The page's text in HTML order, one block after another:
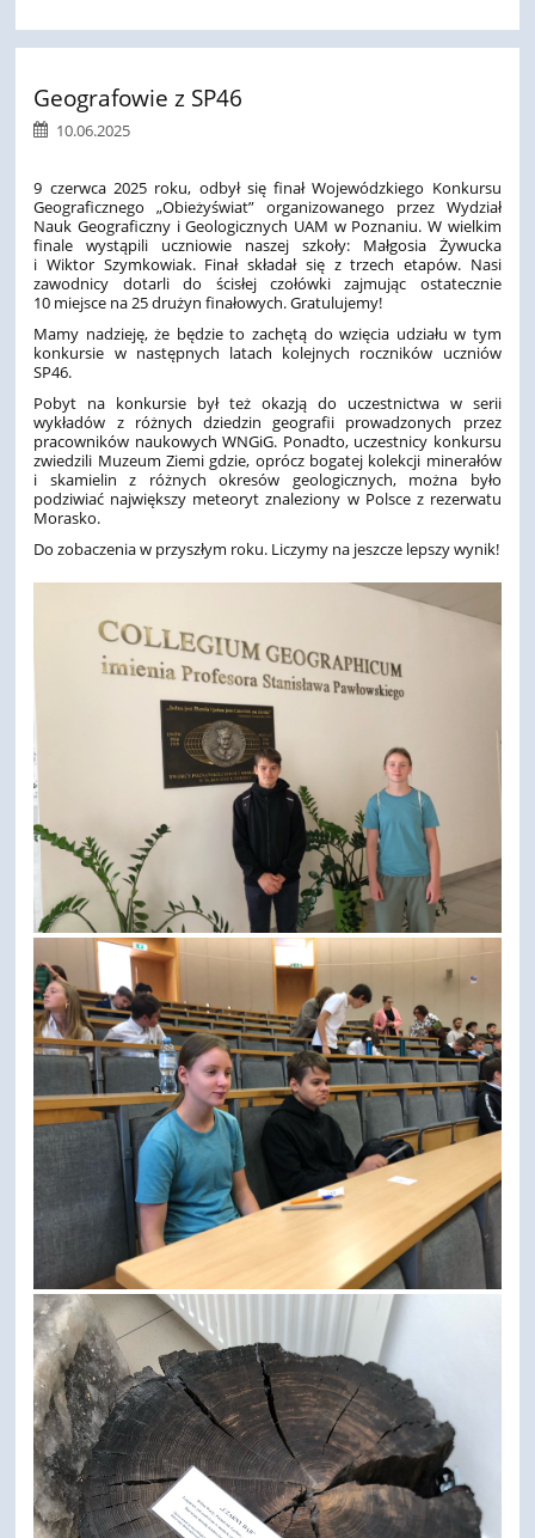
Geografowie z SP46
10.06.2025
9 czerwca 2025 roku, odbył się finał Wojewódzkiego Konkursu
Geograficznego „Obieżyświat” organizowanego przez Wydział
Nauk Geograficzny i Geologicznych UAM w Poznaniu. W wielkim
finale wystąpili uczniowie naszej szkoły: Małgosia Żywucka
i Wiktor Szymkowiak. Finał składał się z trzech etapów. Nasi
zawodnicy dotarli do ścisłej czołówki zajmując ostatecznie
10 miejsce na 25 drużyn finałowych. Gratulujemy!
Mamy nadzieję, że będzie to zachętą do wzięcia udziału w tym
konkursie w następnych latach kolejnych roczników uczniów
SP46.
Pobyt na konkursie był też okazją do uczestnictwa w serii
wykładów z różnych dziedzin geografii prowadzonych przez
pracowników naukowych WNGiG. Ponadto, uczestnicy konkursu
zwiedzili Muzeum Ziemi gdzie, oprócz bogatej kolekcji minerałów
i skamielin z różnych okresów geologicznych, można było
podziwiać największy meteoryt znaleziony w Polsce z rezerwatu
Morasko.
Do zobaczenia w przyszłym roku. Liczymy na jeszcze lepszy wynik!